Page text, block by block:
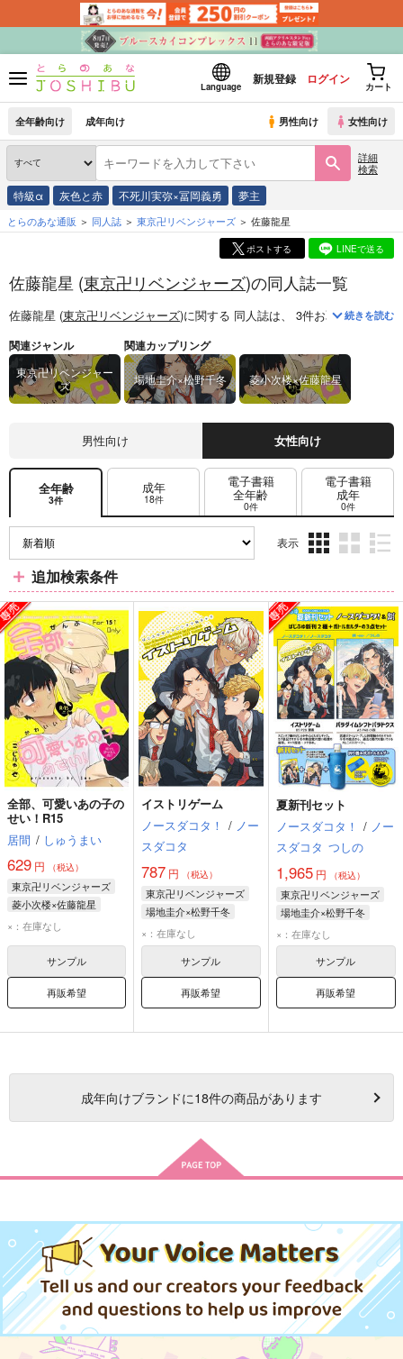
Language
新規登録 ログイン
カート
全年齢向け 成年向け 男性向け 女性向け
詳細
検索
特級α 灰色と赤 不死川実弥×冨岡義勇 夢主
とらのあな通販 同人誌 東京卍リベンジャーズ 佐藤龍星
ポストする LINEで送る
佐藤龍星 (東京卍リベンジャーズ)の同人誌一覧
佐藤龍星 (東京卍リベンジャーズ)に関する 同人誌は、 3件お取り扱いがご
続きを読む
関連ジャンル
東京卍リベンジャー
ズ
関連カップリング
場地圭介×松野千冬 菱小次楼×佐藤龍星
男性向け 女性向け
全年齢
3件
成年
18件
電子書籍
全年齢
0件
電子書籍
成年
0件
表示
ム
表
示
ム
表
示
ム
表
示
追加検索条件
全部、可愛いあの子の
せい！R15
居間 / しゅうまい
629 円 （税込）
東京卍リベンジャーズ
菱小次楼×佐藤龍星
佐藤龍星
×：在庫なし
サンプル
再販希望
イストリゲーム
ノースダコタ！ / ノー
スダコタ
787 円 （税込）
東京卍リベンジャーズ
場地圭介×松野千冬
場地圭介
佐藤龍星
×：在庫なし
サンプル
再販希望
夏新刊セット
ノースダコタ！ / ノー
スダコタ つしの
1,965円 （税込）
東京卍リベンジャーズ
場地圭介×松野千冬
場地圭介
佐藤龍星
×：在庫なし
サンプル
再販希望
成年向けブランドに18件の商品があります